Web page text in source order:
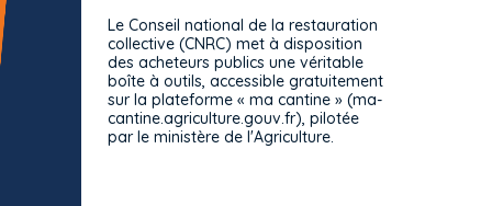
Le Conseil national de la restauration
collective (CNRC) met à disposition
des acheteurs publics une véritable
boîte à outils, accessible gratuitement
sur la plateforme « ma cantine » (ma-
cantine.agriculture.gouv.fr), pilotée
par le ministère de l'Agriculture.